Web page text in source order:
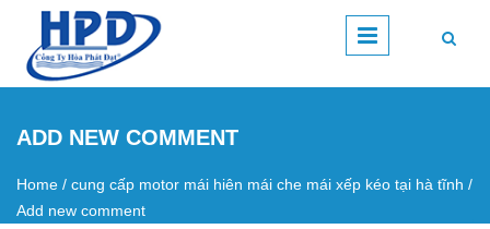
Skip to main content
ADD NEW COMMENT
You are here
Home / cung cấp motor mái hiên mái che mái xếp kéo tại hà tĩnh /
Add new comment